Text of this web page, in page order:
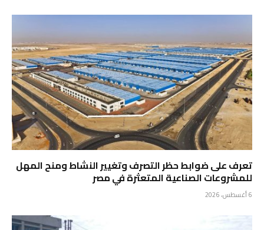
تعرف على ضوابط حظر التصرف وتغيير النشاط ومنح المهل
للمشروعات الصناعية المتعثرة في مصر
6 أغسطس، 2026